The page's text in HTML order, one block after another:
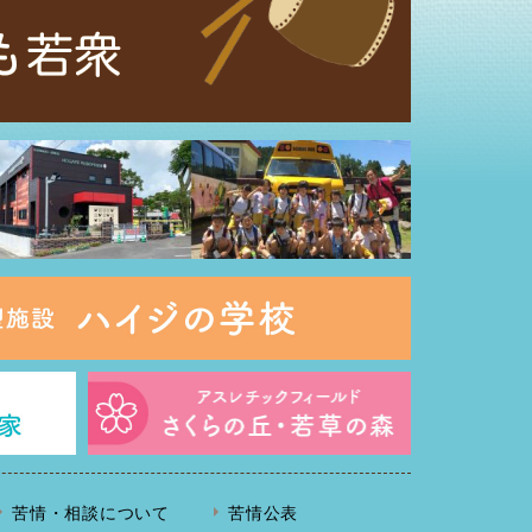
苦情・相談について 苦情公表